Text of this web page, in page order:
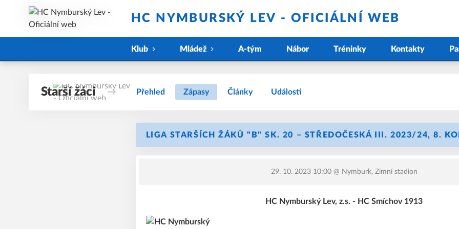
HC NYMBURSKÝ LEV - OFICIÁLNÍ WEB
Klub Mládež A-tým Nábor Tréninky Kontakty
Starší žáci Přehled Zápasy Články Události
LIGA STARŠÍCH ŽÁKŮ "B" SK. 20 – STŘEDOČESKÁ III. 2023/24, 8.
29. 10. 2023 10:00@ Nymburk, Zimní stadion
HC Nymburský Lev, z.s. - HC Smíchov 1913